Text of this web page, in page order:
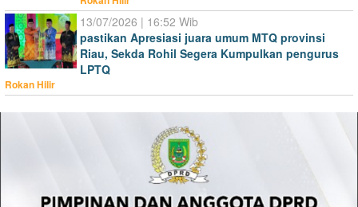
13/07/2026 | 16:52 Wib
pastikan Apresiasi juara umum MTQ provinsi
Riau, Sekda Rohil Segera Kumpulkan pengurus
LPTQ
Rokan Hilir